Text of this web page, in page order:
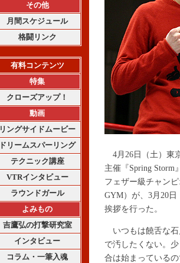
その他
月間スケジュール
格闘リンク
有料コンテンツ
特集
クローズアップ！
動画
リングサイドムービー
ドリームスパーリング
テクニック講座
VTRインタビュー
ラウンドガール
よみもの
吉鷹弘の打撃研究室
インタビュー
コラム・一筆入魂
4月26日（土）東
主催『Spring
フェザー級チャン
GYM）が、3月20
挨拶を行った。
いつもは饒舌な石
で汚したくない。
合は始まっている